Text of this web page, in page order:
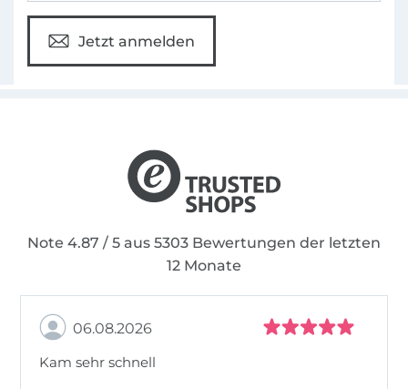
Jetzt anmelden
Note 4.87 / 5 aus 5303 Bewertungen der letzten
12 Monate
06.08.2026
Kam sehr schnell